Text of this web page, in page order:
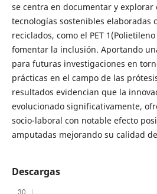
se centra en documentar y explorar
tecnologías sostenibles elaboradas
reciclados, como el PET
fomentar la inclusión. Aportando
para futuras investigaciones en
prácticas en el campo de las
resultados evidencian que la
evolucionado significativamente,
socio-laboral con notable efecto
amputadas mejorando su calidad
Descargas